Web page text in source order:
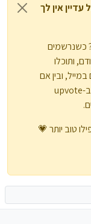
אין לך
כשנרשמים
ותוכלו
ובין אם
בהתראת פוש). תוכלו גם לשמור סימניות ולפרגן ב-upvote
טוב יותר 💗